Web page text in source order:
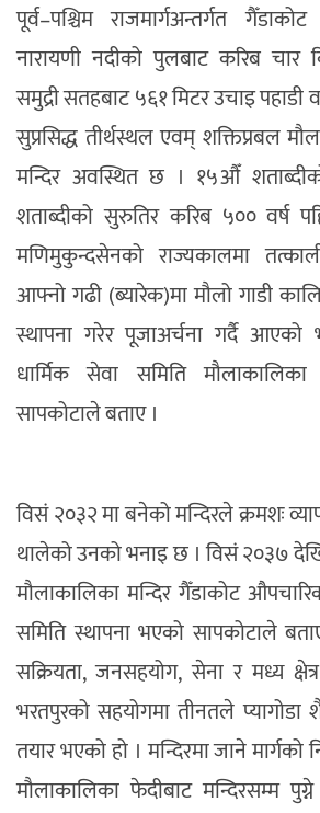
पूर्व–पश्चिम राजमार्गअन्तर्गत
नारायणी नदीको पुलबाट करिब चार
समुद्री सतहबाट ५६१ मिटर उचाइ
सुप्रसिद्ध तीर्थस्थल एवम् शक्तिप्रबल
मन्दिर अवस्थित छ । १५औँ
शताब्दीको सुरुतिर करिब ५०० वर्ष
मणिमुकुन्दसेनको राज्यकालमा
आफ्नो गढी (ब्यारेक)मा मौलो गाडी
स्थापना गरेर पूजाअर्चना गर्दै आएको
धार्मिक सेवा समिति
सापकोटाले बताए ।
विसं २०३२ मा बनेको मन्दिरले क्रमशः
थालेको उनको भनाइ छ । विसं २०३७
मौलाकालिका मन्दिर गैँडाकोट
समिति स्थापना भएको सापकोटाले
सक्रियता, जनसहयोग, सेना र मध्य
भरतपुरको सहयोगमा तीनतले प्यागोडा
तयार भएको हो । मन्दिरमा जाने मार्गको
मौलाकालिका फेदीबाट मन्दिरसम्म